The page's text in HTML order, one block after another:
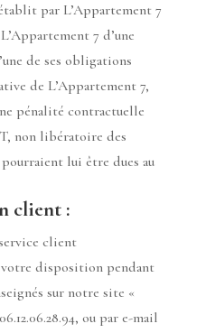
par L’Appartement 7
7 d’une
de ses obligations
de L’Appartement 7,
pénalité contractuelle
non libératoire des
lui être dues au
client :
client
disposition pendant
sur notre site «
ou par e-mail